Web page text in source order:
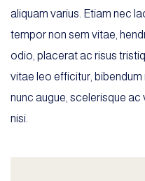
aliquam varius. Etiam nec
tempor non sem vitae,
odio, placerat ac risus
vitae leo efficitur, bibendum
nunc augue, scelerisque
nisi.